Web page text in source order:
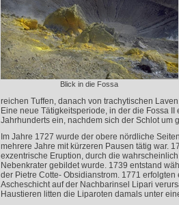
Blick in die Fossa
reichen Tuffen, danach von trachytischen
Eine neue Tätigkeitsperiode, in der die Fossa
Jahrhunderts ein, nachdem sich der Schlot um
Im Jahre 1727 wurde der obere nördliche
mehrere Jahre mit kürzeren Pausen tätig war.
exzentrische Eruption, durch die
Nebenkrater gebildet wurde. 1739 entstand
der Pietre Cotte- Obsidianstrom. 1771
Ascheschicht auf der Nachbarinsel Lipari
Haustieren litten die Liparoten damals unter